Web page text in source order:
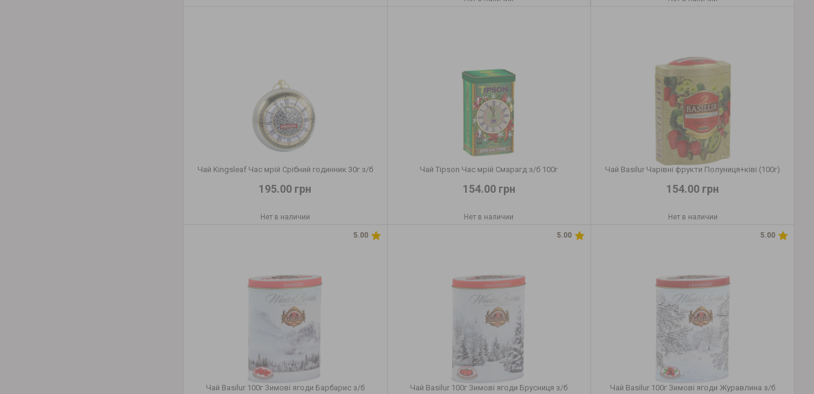
Чай Kingsleaf Час мрій Срібний годинник 30г з/б
195.00 грн
Нет в наличии
Чай Tipson Час мрій Смарагд з/б 100г
154.00 грн
Нет в наличии
Чай Basilur Чарівні фрукти Полуниця+ківі (100г)
154.00 грн
Нет в наличии
5.00
Чай Basilur 100г Зимові ягоди Барбарис з/б
5.00
Чай Basilur 100г Зимові ягоди Брусниця з/б
5.00
Чай Basilur 100г Зимові ягоди Журавлина з/б